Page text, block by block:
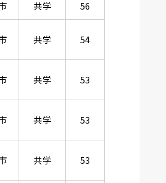
共学 56
共学 54
共学 53
共学 53
共学 53